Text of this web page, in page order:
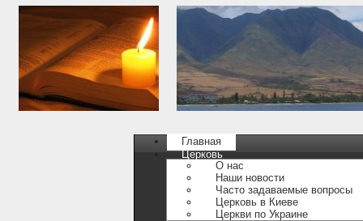
Главная
Церковь
О нас
Наши новости
Часто задаваемые вопросы
Церковь в Киеве
Церкви по Украине